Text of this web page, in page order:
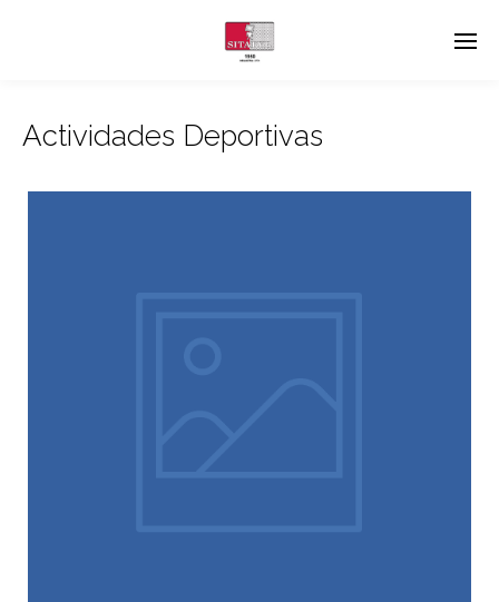
Actividades Deportivas